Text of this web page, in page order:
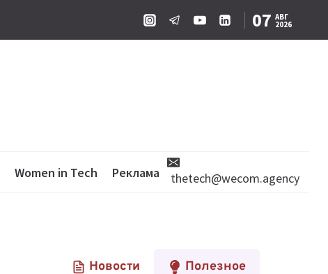
07 АВГ
2026
Women in Tech Реклама thetech@wecom.agency
Новости Полезное